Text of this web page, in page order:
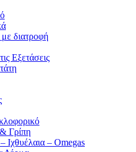
διατροφή
Εξετάσεις
Γρίπη
Ιχθυέλαια – Omegas